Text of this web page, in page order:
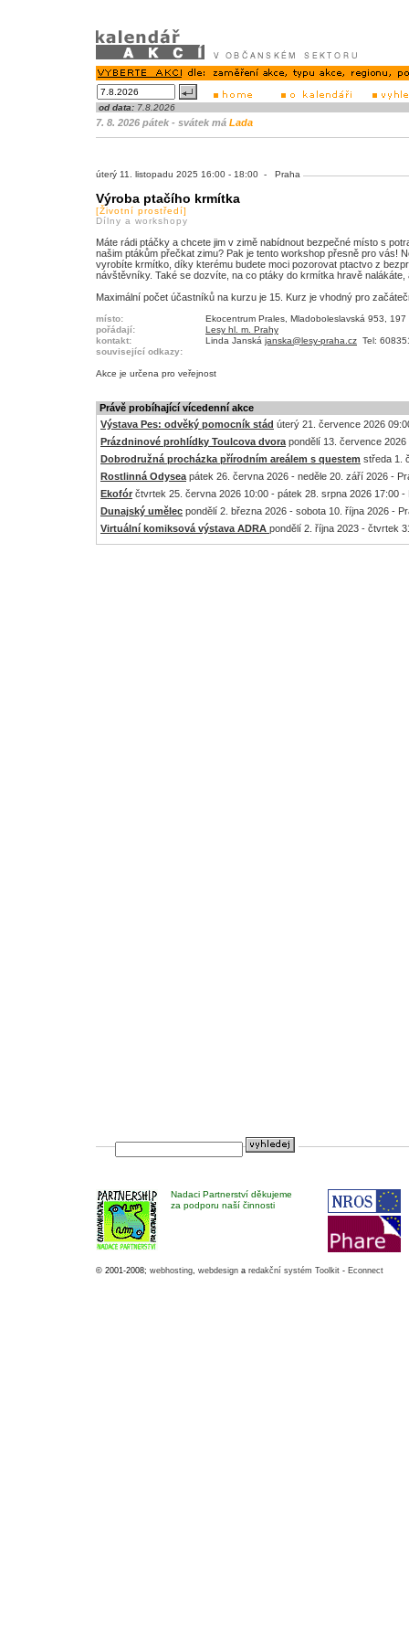
od data: 7.8.2026
7. 8. 2026 pátek - svátek má Lada
úterý 11. listopadu 2025 16:00 - 18:00 - Praha
Výroba ptačího krmítka
[Životní prostředí]
Dílny a workshopy
Máte rádi ptáčky a chcete jim v zimě nabídnout bezpečné místo s
našim ptákům přečkat zimu? Pak je tento workshop přesně pro vás!
vyrobíte krmítko, díky kterému budete moci pozorovat ptactvo z
návštěvníky. Také se dozvíte, na co ptáky do krmítka hravě
Maximální počet účastníků na kurzu je 15. Kurz je vhodný pro
místo:
Ekocentrum Prales, Mladoboleslavská 953,
pořádají:
Lesy hl. m. Prahy
kontakt:
Linda Janská janska@lesy-praha.cz Tel:
související odkazy:
Akce je určena pro veřejnost
Právě probíhající vícedenní akce
Výstava Pes: odvěký pomocník stád úterý 21. července 2026
Prázdninové prohlídky Toulcova dvora pondělí 13. července
Dobrodružná procházka přírodním areálem s questem středa 1.
Rostlinná Odysea pátek 26. června 2026 - neděle 20. září 2026 -
Ekofór čtvrtek 25. června 2026 10:00 - pátek 28. srpna 2026 17:00 -
Dunajský umělec pondělí 2. března 2026 - sobota 10. října 2026 -
Virtuální komiksová výstava ADRA pondělí 2. října 2023 - čtvrtek
Nadaci Partnerství děkujeme
za podporu naší činnosti
© 2001-2008; webhosting, webdesign a redakční systém Toolkit - Econnect